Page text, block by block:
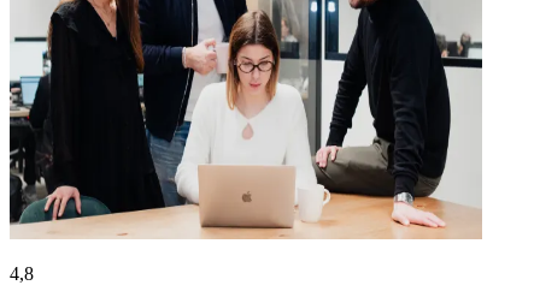
4,8